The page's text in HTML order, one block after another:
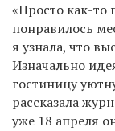
«Просто как-то
понравилось
я узнала, что
Изначально
гостиницу
рассказала
уже 18 апреля